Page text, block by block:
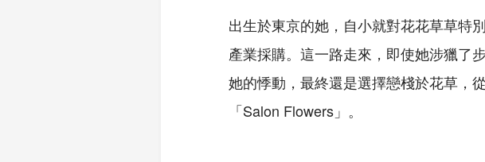
出生於東京的她，自小就對花花草草特
產業採購。這一路走來，即使她涉獵了
她的悸動，最終還是選擇戀棧於花草，
「Salon Flowers 」。